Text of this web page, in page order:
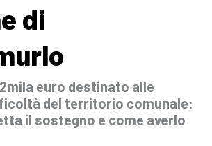
di
euro destinato alle
del territorio comunale:
il sostegno e come averlo